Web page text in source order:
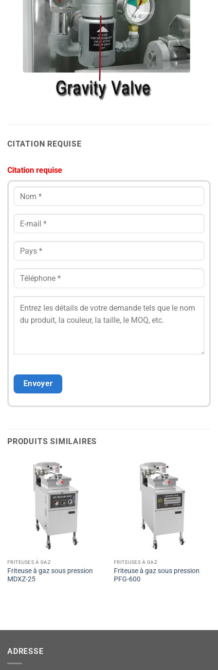
CITATION REQUISE
Citation requise
PRODUITS SIMILAIRES
FRITEUSES À GAZ
Friteuse à gaz sous pression
MDXZ-25
FRITEUSES À GAZ
Friteuse à gaz sous pression
PFG-600
ADRESSE